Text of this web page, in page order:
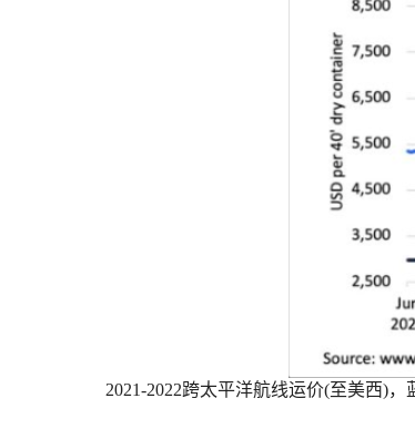
2021-2022跨太平洋航线运价(至美西)